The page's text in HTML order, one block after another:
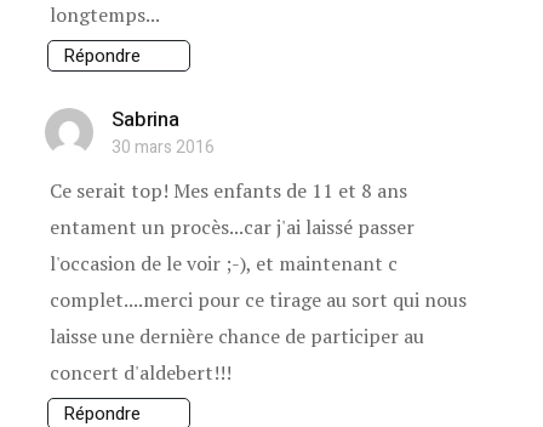
longtemps...
Répondre
Sabrina
30 mars 2016
Ce serait top! Mes enfants de 11 et 8 ans
entament un procès...car j'ai laissé passer
l'occasion de le voir ;-), et maintenant c
complet....merci pour ce tirage au sort qui nous
laisse une dernière chance de participer au
concert d'aldebert!!!
Répondre